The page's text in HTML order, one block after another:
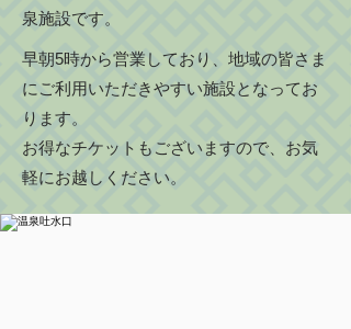
泉施設です。
早朝5時から営業しており、地域の皆さま
にご利用いただきやすい施設となってお
ります。
​お得なチケットもございますので、お気
軽にお越しください。